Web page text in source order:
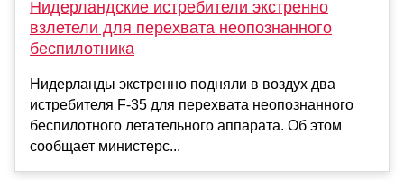
Нидерландские истребители экстренно
взлетели для перехвата неопознанного
беспилотника
Нидерланды экстренно подняли в воздух два
истребителя F-35 для перехвата неопознанного
беспилотного летательного аппарата. Об этом
сообщает министерс...